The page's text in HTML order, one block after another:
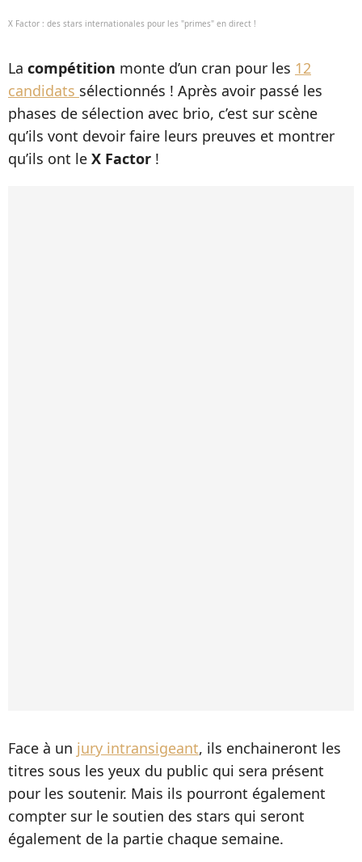
X Factor : des stars internationales pour les "primes" en direct !
La compétition monte d’un cran pour les 12
candidats sélectionnés ! Après avoir passé les
phases de sélection avec brio, c’est sur scène
qu’ils vont devoir faire leurs preuves et montrer
qu’ils ont le X Factor !
Face à un jury intransigeant, ils enchaineront les
titres sous les yeux du public qui sera présent
pour les soutenir. Mais ils pourront également
compter sur le soutien des stars qui seront
également de la partie chaque semaine.